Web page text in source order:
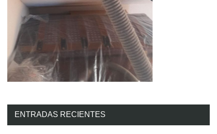
ENTRADAS RECIENTES